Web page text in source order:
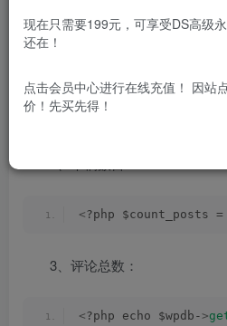
能，需要的朋友就自己添加吧。下
<?php $count_posts =
<?php $count_posts =
3、评论总数：
<?php echo $wpdb->
现在只需要199元，可享受DS高级
还在！
点击会员中心进行在线充值！ 因站
价！先买先得！